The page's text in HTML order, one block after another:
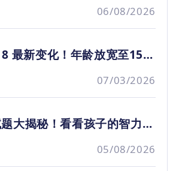
题目难度较高，对于参加数学竞
常有帮助。
一款非常实用的数学辅助教材,
学生的数学综合能力。无论是夯
思维,还是养成自主学习,它都发
数学技能：练习册涵盖加减乘
、图形推理等基础知识和技能，
练习可以夯实数学基础,为今后
。
,提升逻辑思维、数学推理
决等能力。该资源针对不
一系列有趣的数学应用题
习,内容丰富,操作性强,是家
的教辅补充材料。
）
06/08/2026
最新变化！年龄放宽至15.5
07/03/2026
大揭秘！看看孩子的智力水
05/08/2026